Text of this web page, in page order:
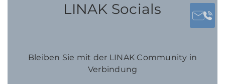
LINAK Socials
Bleiben Sie mit der LINAK Community in
Verbindung